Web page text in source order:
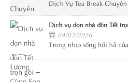
Dịch Vụ Tea Break
Dịch vụ dọn nhà đón Tết
04/02/2026
Trong nhịp sống hối hả